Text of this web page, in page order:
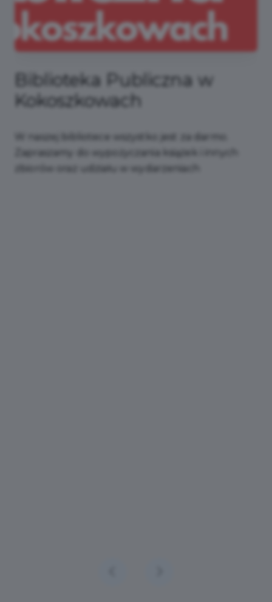
Biuro Rachunkowe na
Obcasach
Biuro Rachunkowe na Obcasach jest członkiem
Stowarzyszenia Księgowych w Polsce.
Specjalizuje się w obsłudze podmiotów